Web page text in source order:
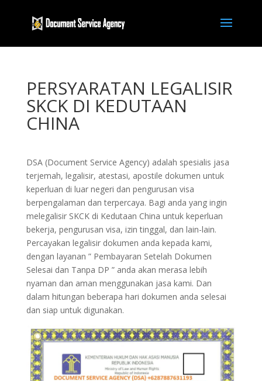
PERSYARATAN LEGALISIR
SKCK DI KEDUTAAN
CHINA
DSA (Document Service Agency) adalah spesialis jasa
terjemah, legalisir, atestasi, apostile dokumen untuk
keperluan di luar negeri dan pengurusan visa
berpengalaman dan terpercaya. Bagi anda yang ingin
melegalisir SKCK di Kedutaan China untuk keperluan
bekerja, pengurusan visa, izin tinggal, dan lain-lain.
Percayakan legalisir dokumen anda kepada kami,
dengan layanan ” Pembayaran Setelah Dokumen
Selesai dan Tanpa DP ” anda akan merasa lebih
nyaman dan aman menggunakan jasa kami. Dan
dalam hitungan beberapa hari dokumen anda selesai
dan siap untuk digunakan.